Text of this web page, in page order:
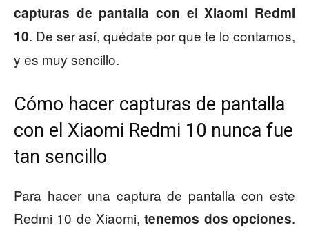
capturas de pantalla con el Xiaomi Redmi
10. De ser así, quédate por que te lo contamos,
y es muy sencillo.
Cómo hacer capturas de pantalla
con el Xiaomi Redmi 10 nunca fue
tan sencillo
Para hacer una captura de pantalla con este
Redmi 10 de Xiaomi,tenemos dos opciones.